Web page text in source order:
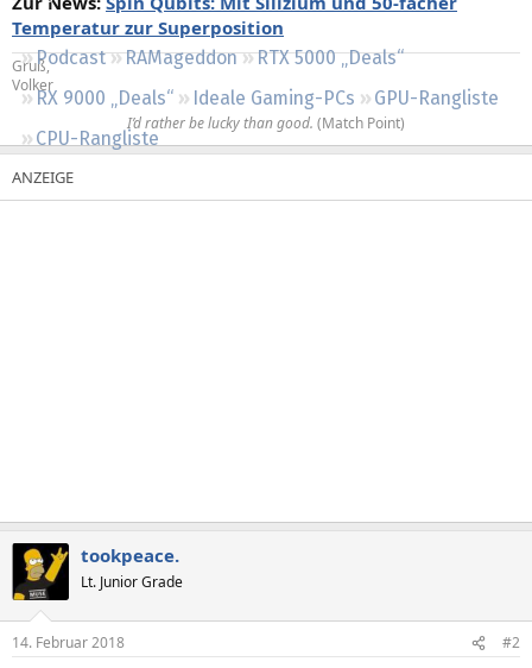
Podcast RAMageddon
RTX 5000 „Deals“
RX 9000 „Deals“
Ideale Gaming-PCs
GPU-Rangliste
CPU-Rangliste
Temperatur zur Superposition
Gruß,
Volker
I’d rather be lucky than good. (Match Point)​
tookpeace.
Lt. Junior Grade
14. Februar 2018 #2